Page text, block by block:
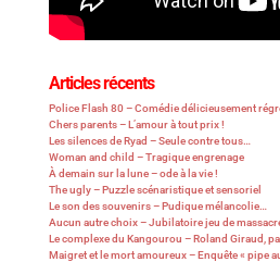
Articles récents
Police Flash 80 – Comédie délicieusement
Chers parents – L’amour à tout prix !
Les silences de Ryad – Seule contre tous…
Woman and child – Tragique engrenage
À demain sur la lune – ode à la vie !
The ugly – Puzzle scénaristique et sensoriel
Le son des souvenirs – Pudique mélancolie…
Aucun autre choix – Jubilatoire jeu de
Le complexe du Kangourou – Roland Giraud,
Maigret et le mort amoureux – Enquête « pipe